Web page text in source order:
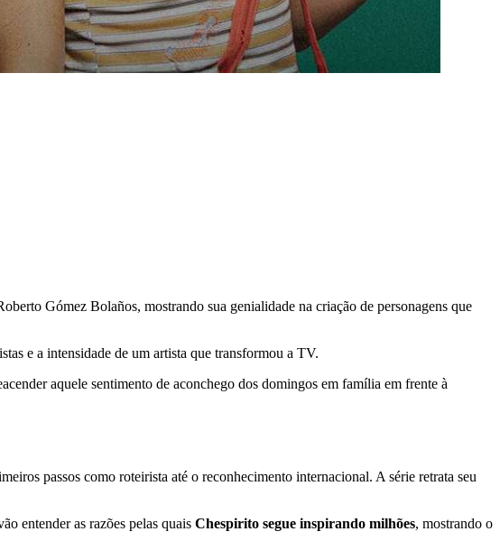
Gómez Bolaños, mostrando sua genialidade na criação de personagens que
e a intensidade de um artista que transformou a TV.
aquele sentimento de aconchego dos domingos em família em frente à
passos como roteirista até o reconhecimento internacional. A série retrata seu
entender as razões pelas quais Chespirito segue inspirando milhões, mostrando o